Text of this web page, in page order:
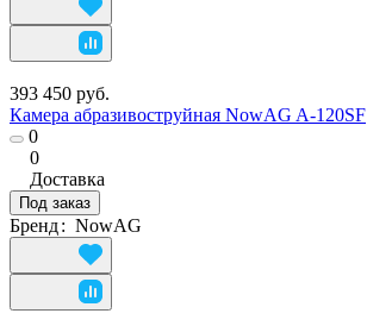
393 450 руб.
Камера абразивоструйная NowAG A-120SF
0
0
Доставка
Под заказ
Бренд: NowAG